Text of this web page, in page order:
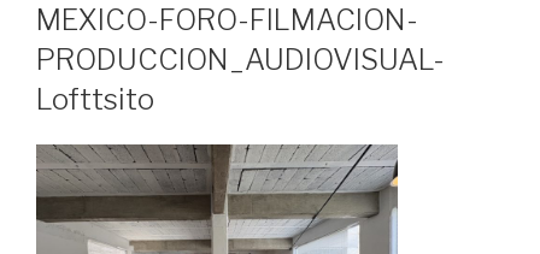
MEXICO-FORO-FILMACION-
PRODUCCION_AUDIOVISUAL-
Lofttsito